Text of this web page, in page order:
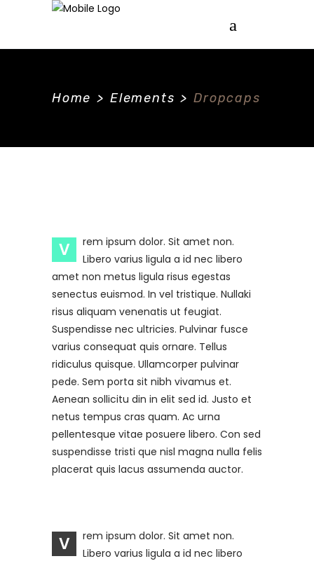
Home > Elements > Dropcaps
V
rem ipsum dolor. Sit amet non.
Libero varius ligula a id nec libero
amet non metus ligula risus egestas
senectus euismod. In vel tristique. Nullaki
risus aliquam venenatis ut feugiat.
Suspendisse nec ultricies. Pulvinar fusce
varius consequat quis ornare. Tellus
ridiculus quisque. Ullamcorper pulvinar
pede. Sem porta sit nibh vivamus et.
Aenean sollicitu din in elit sed id. Justo et
netus tempus cras quam. Ac urna
pellentesque vitae posuere libero. Con sed
suspendisse tristi que nisl magna nulla felis
placerat quis lacus assumenda auctor.
V
rem ipsum dolor. Sit amet non.
Libero varius ligula a id nec libero